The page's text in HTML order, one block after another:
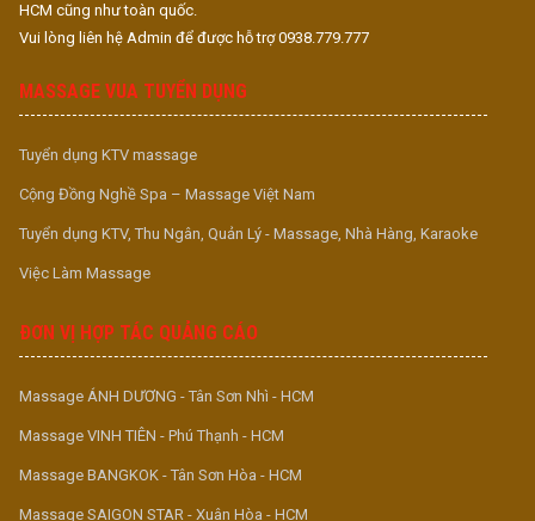
HCM cũng như toàn quốc.
Vui lòng liên hệ Admin để được hỗ trợ 0938.779.777
MASSAGE VUA TUYỂN DỤNG
Tuyển dụng KTV massage
Cộng Đồng Nghề Spa – Massage Việt Nam
Tuyển dụng KTV, Thu Ngân, Quản Lý - Massage, Nhà Hàng, Karaoke
Việc Làm Massage
ĐƠN VỊ HỢP TÁC QUẢNG CÁO
Massage ÁNH DƯƠNG - Tân Sơn Nhì - HCM
Massage VINH TIÊN - Phú Thạnh - HCM
Massage BANGKOK - Tân Sơn Hòa - HCM
Massage SAIGON STAR - Xuân Hòa - HCM